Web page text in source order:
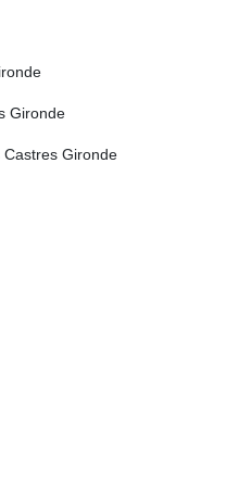
Gironde
Gironde